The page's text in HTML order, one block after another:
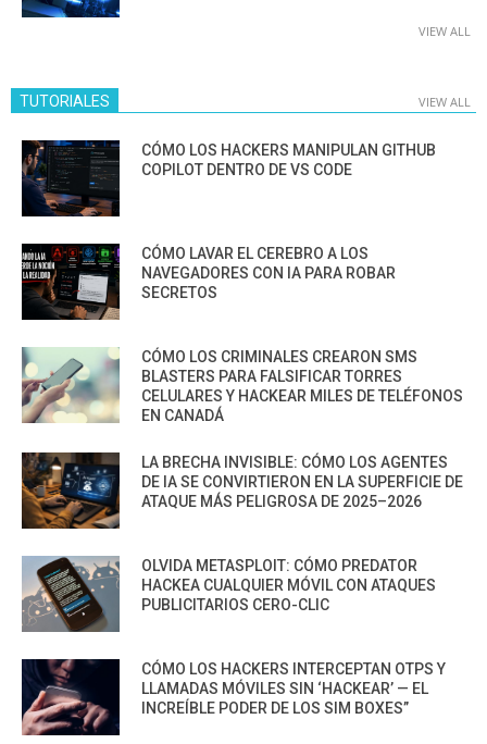
VIEW ALL
TUTORIALES VIEW ALL
CÓMO LOS HACKERS MANIPULAN GITHUB
COPILOT DENTRO DE VS CODE
CÓMO LAVAR EL CEREBRO A LOS
NAVEGADORES CON IA PARA ROBAR
SECRETOS
CÓMO LOS CRIMINALES CREARON SMS
BLASTERS PARA FALSIFICAR TORRES
CELULARES Y HACKEAR MILES DE TELÉFONOS
EN CANADÁ
LA BRECHA INVISIBLE: CÓMO LOS AGENTES
DE IA SE CONVIRTIERON EN LA SUPERFICIE DE
ATAQUE MÁS PELIGROSA DE 2025–2026
OLVIDA METASPLOIT: CÓMO PREDATOR
HACKEA CUALQUIER MÓVIL CON ATAQUES
PUBLICITARIOS CERO-CLIC
CÓMO LOS HACKERS INTERCEPTAN OTPS Y
LLAMADAS MÓVILES SIN ‘HACKEAR’ — EL
INCREÍBLE PODER DE LOS SIM BOXES”